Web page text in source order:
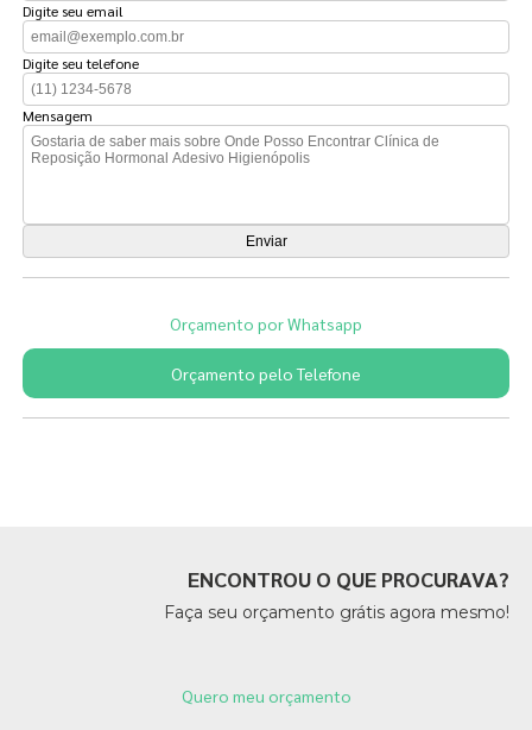
Digite seu email
Digite seu telefone
Mensagem
Orçamento por Whatsapp
Orçamento pelo Telefone
ENCONTROU O QUE PROCURAVA?
Faça seu orçamento grátis agora mesmo!
Quero meu orçamento